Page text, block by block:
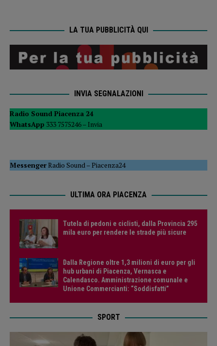
LA TUA PUBBLICITÀ QUI
INVIA SEGNALAZIONI
Radio Sound Piacenza 24
WhatsApp 333 7575246 – Invia
MessengerRadio Sound –Piacenza24
ULTIMA ORA PIACENZA
Tutela di pedoni e ciclisti, dalla Provincia 295
mila euro per rendere le strade più sicure
Dalla Regione oltre 1,3 milioni di euro per gli
hub urbani di Piacenza, Vernasca e
Calendasco. Amministrazione comunale e
Unione Commercianti: “Soddisfatti”
SPORT